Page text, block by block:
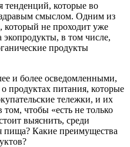
которые во
смыслом. Одним из
который не проходит уже
экопродукты, в том числе,
продукты
и более осведомленными,
продуктах питания, которые
тележки, и их
чтобы «есть не только
выяснить, среди
пища? Какие преимущества